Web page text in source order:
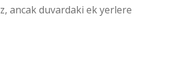
ancak duvardaki ek yerlere